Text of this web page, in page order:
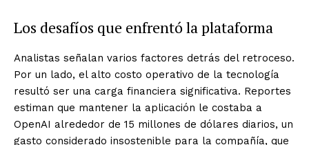
Los desafíos que enfrentó la plataforma
Analistas señalan varios factores detrás del retroceso.
Por un lado, el alto costo operativo de la tecnología
resultó ser una carga financiera significativa. Reportes
estiman que mantener la aplicación le costaba a
OpenAI alrededor de 15 millones de dólares diarios, un
gasto considerado insostenible para la compañía, que